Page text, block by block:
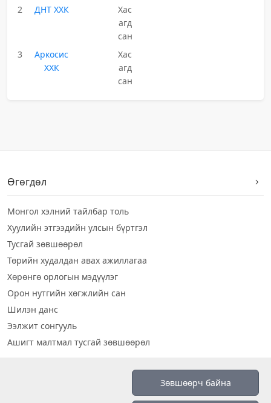
2 ДНТ ХХК
Хас
агд
сан
3
Аркосис
ХХК
Хас
агд
сан
Өгөгдөл
Монгол хэлний тайлбар толь
Хуулийн этгээдийн улсын бүртгэл
Тусгай зөвшөөрөл
Төрийн худалдан авах ажиллагаа
Хөрөнгө орлогын мэдүүлэг
Орон нутгийн хөгжлийн сан
Шилэн данс
Ээлжит сонгууль
Ашигт малтмал тусгай зөвшөөрөл
Зөвшөөрч байна